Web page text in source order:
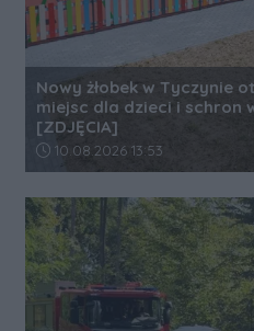
Nowy żłobek w Tyczynie
miejsc dla dzieci i schron
[ZDJĘCIA]
Data dodania artykułu:
10.08.2026 13:53